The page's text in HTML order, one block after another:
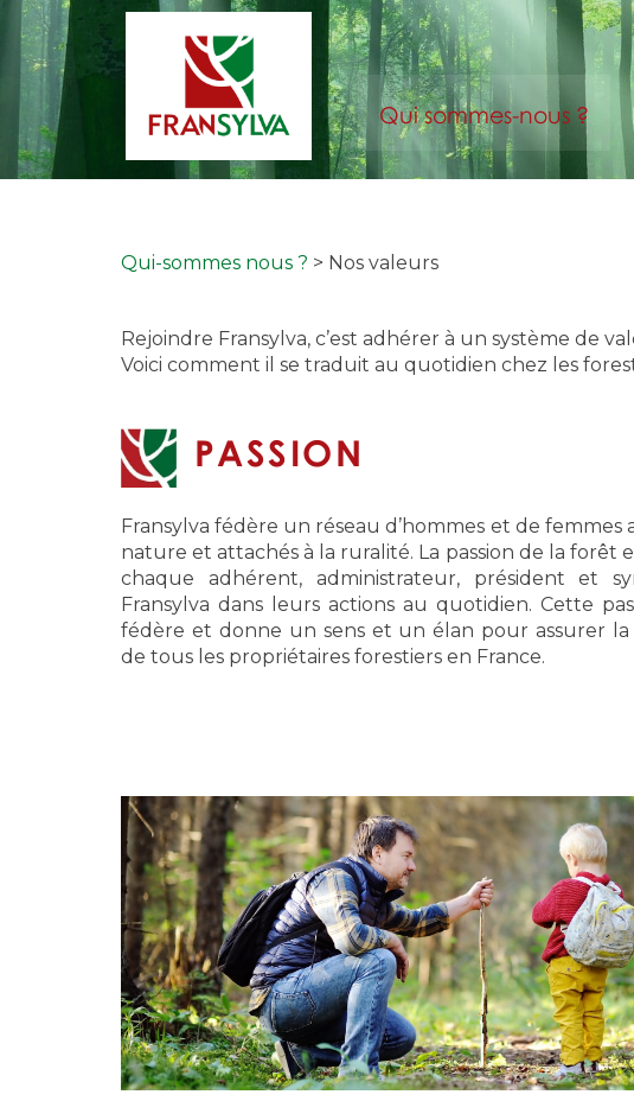
Qui sommes-nous ?
Qui-sommes nous ? > Nos valeurs
Rejoindre Fransylva, c’est adhérer à un système de
Voici comment il se traduit au quotidien chez les
PASSION
Fransylva fédère un réseau d’hommes et de femmes
nature et attachés à la ruralité. La passion de la forêt
chaque adhérent, administrateur, président et
Fransylva dans leurs actions au quotidien. Cette
fédère et donne un sens et un élan pour assurer la
de tous les propriétaires forestiers en France.